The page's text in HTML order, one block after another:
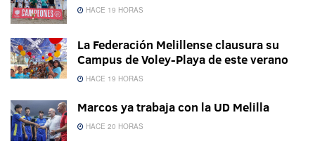
HACE 19 HORAS
La Federación Melillense clausura su
Campus de Voley-Playa de este verano
HACE 19 HORAS
Marcos ya trabaja con la UD Melilla
HACE 20 HORAS